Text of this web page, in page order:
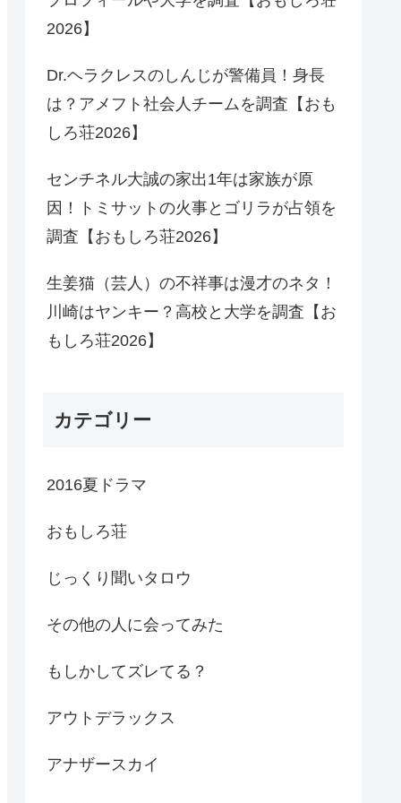
2026】
Dr.ヘラクレスのしんじが警備員！身長
は？アメフト社会人チームを調査【おも
しろ荘2026】
センチネル大誠の家出1年は家族が原
因！トミサットの火事とゴリラが占領を
調査【おもしろ荘2026】
生姜猫（芸人）の不祥事は漫才のネタ！
川崎はヤンキー？高校と大学を調査【お
もしろ荘2026】
カテゴリー
2016夏ドラマ
おもしろ荘
じっくり聞いタロウ
その他の人に会ってみた
もしかしてズレてる？
アウトデラックス
アナザースカイ